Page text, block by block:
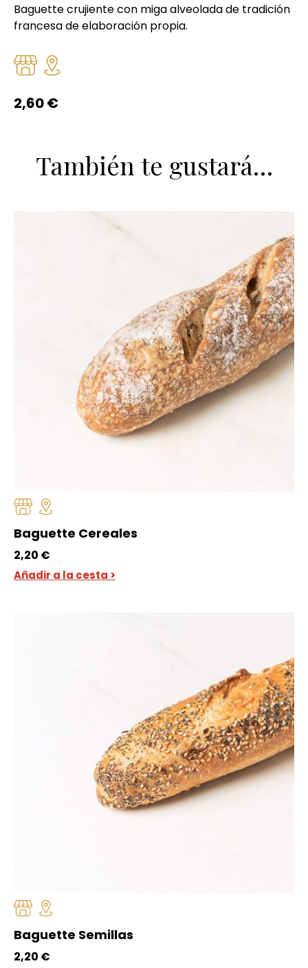
Baguette crujiente con miga alveolada de tradición
francesa de elaboración propia.
2,60€
También te gustará…
Baguette Cereales
2,20 €
Añadir a la cesta >
Baguette Semillas
2,20 €